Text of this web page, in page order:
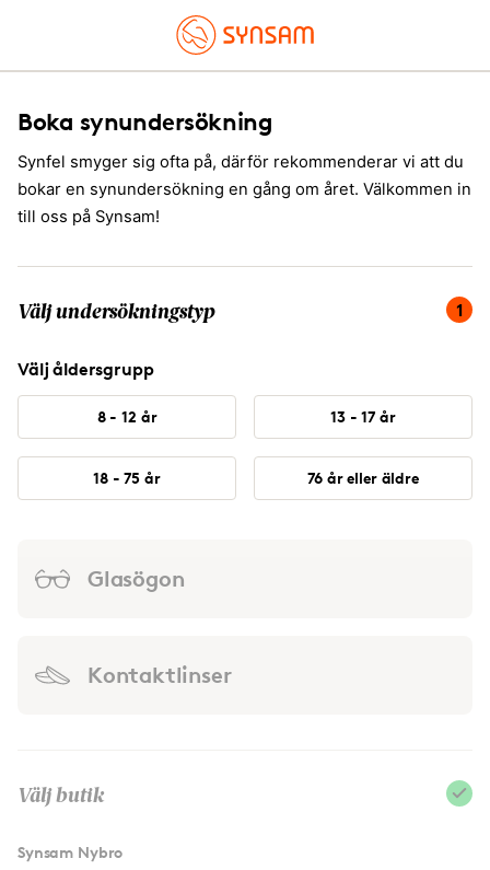
Boka synundersökning
Synfel smyger sig ofta på, därför rekommenderar vi att du
bokar en synundersökning en gång om året. Välkommen in
till oss på Synsam!
1
Välj undersökningstyp
Välj åldersgrupp
8 - 12 år 13 - 17 år
18 - 75 år 76 år eller äldre
Glasögon
Kontaktlinser
Välj butik
Synsam Nybro